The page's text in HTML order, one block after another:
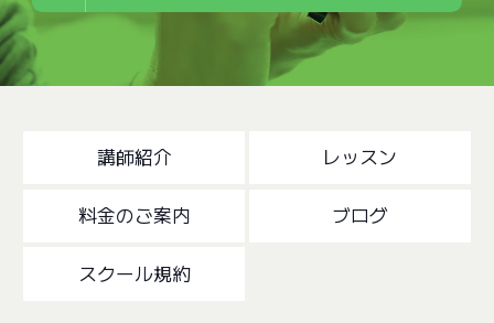
講師紹介 レッスン
料金のご案内 ブログ
スクール規約